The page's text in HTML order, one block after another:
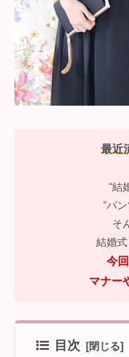
最近
“結
“パ
そ
結婚
今
マナー
目次